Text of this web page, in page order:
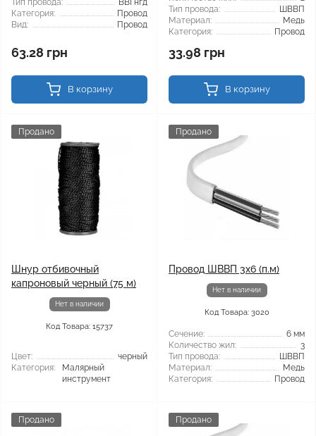
Тип провода:
ВВГнгд
Категория:
Провод
Вид:
Провод
63.28 грн
В корзину
Тип провода:
ШВВП
Материал:
Медь
Категория:
Провод
33.98 грн
В корзину
Продано
Шнур отбивочный
капроновый черный (75 м)
Нет в наличии
Код Товара: 15737
Цвет:
черный
Категория:
Малярный
инструмент
Продано
Провод ШВВП 3x6 (п.м)
Нет в наличии
Код Товара: 3020
Сечение:
6 мм
Количество жил:
3
Тип провода:
ШВВП
Материал:
Медь
Категория:
Провод
Продано Продано